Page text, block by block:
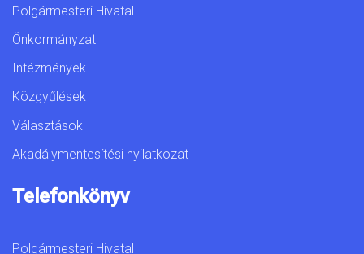
Polgármesteri Hivatal
Önkormányzat
Intézmények
Közgyűlések
Választások
Akadálymentesítési nyilatkozat
Telefonkönyv
Polgármesteri Hivatal